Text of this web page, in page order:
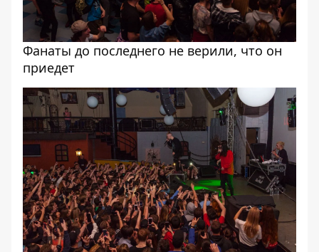
Фанаты до последнего не верили, что он
приедет